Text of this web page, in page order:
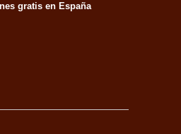
gratis en España